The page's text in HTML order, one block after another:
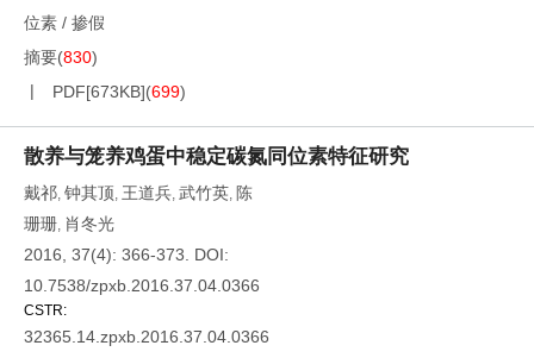
位素 / 掺假
摘要(830)
PDF[673KB](699)
散养与笼养鸡蛋中稳定碳氮同位素特征研究
戴祁, 钟其顶, 王道兵, 武竹英, 陈
珊珊, 肖冬光
2016, 37(4): 366-373.
DOI:
10.7538/zpxb.2016.37.04.0366
CSTR:
32365.14.zpxb.2016.37.04.0366